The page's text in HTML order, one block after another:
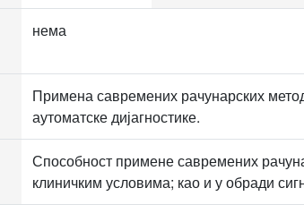
нема
Примена савремених рачунарских
аутоматске дијагностике.
Способност примене савремених
клиничким условима; као и у обради